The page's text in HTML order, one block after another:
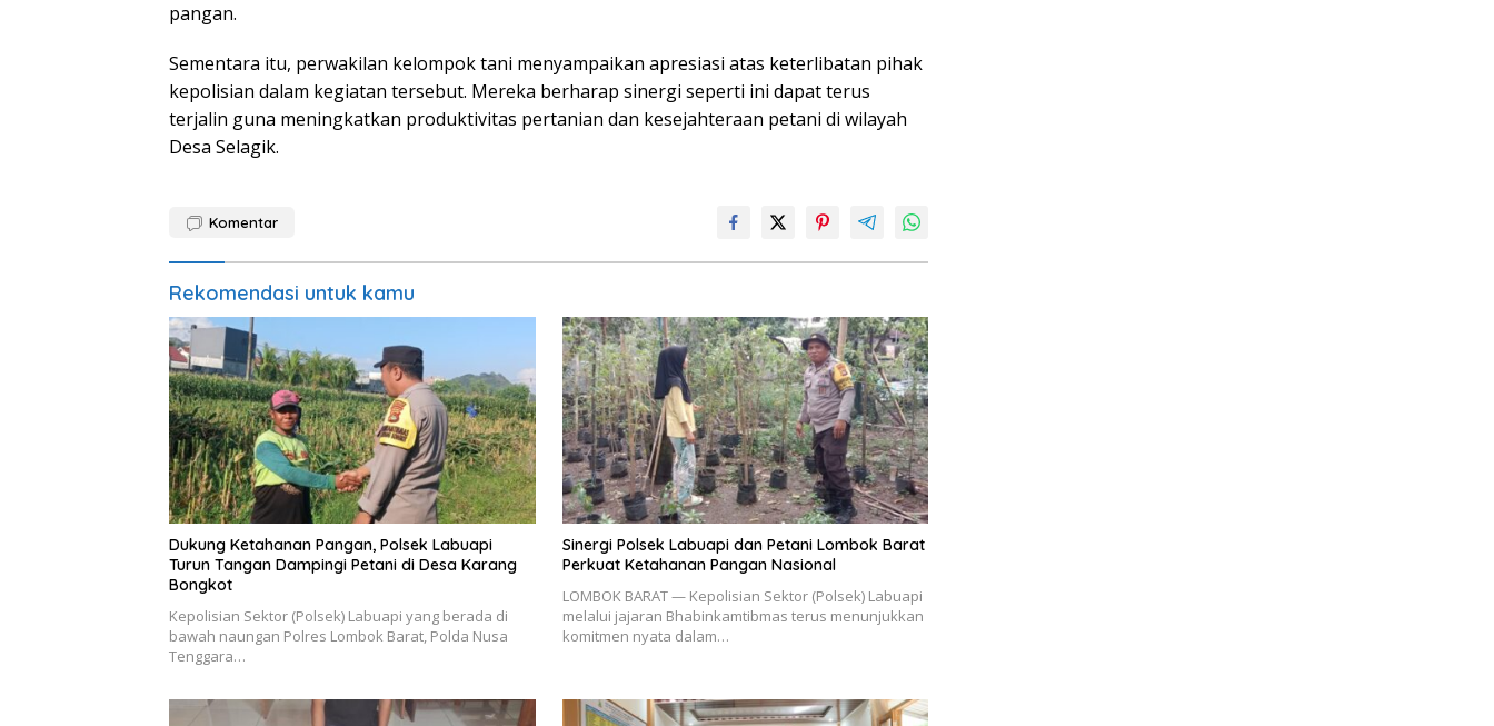
pangan.
Sementara itu, perwakilan kelompok tani menyampaikan apresiasi atas keterlibatan pihak
kepolisian dalam kegiatan tersebut. Mereka berharap sinergi seperti ini dapat terus
terjalin guna meningkatkan produktivitas pertanian dan kesejahteraan petani di wilayah
Desa Selagik.
Komentar
Rekomendasi untuk kamu
Dukung Ketahanan Pangan, Polsek Labuapi
Turun Tangan Dampingi Petani di Desa Karang
Bongkot
Kepolisian Sektor (Polsek) Labuapi yang berada di
bawah naungan Polres Lombok Barat, Polda Nusa
Tenggara…
Sinergi Polsek Labuapi dan Petani Lombok Barat
Perkuat Ketahanan Pangan Nasional
LOMBOK BARAT — Kepolisian Sektor (Polsek) Labuapi
melalui jajaran Bhabinkamtibmas terus menunjukkan
komitmen nyata dalam…